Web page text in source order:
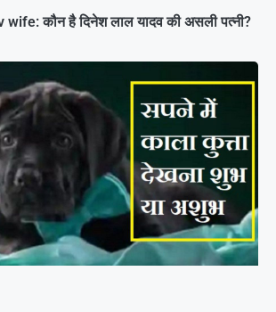
कौन है दिनेश लाल यादव की असली पत्नी?